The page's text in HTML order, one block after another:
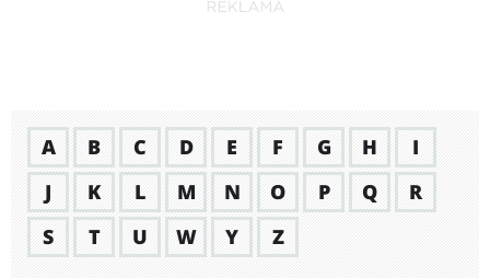
A B C D E F G H
I
J
K L M N O P Q
R
S
T U W Y Z